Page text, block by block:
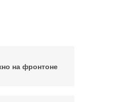
на фронтоне